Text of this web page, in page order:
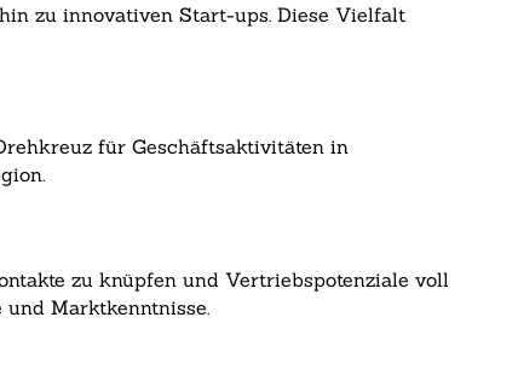
zu innovativen Start-ups. Diese Vielfalt
für Geschäftsaktivitäten in
zu knüpfen und Vertriebspotenziale voll
Marktkenntnisse.